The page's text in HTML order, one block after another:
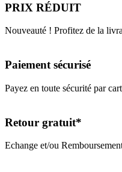
PRIX RÉDUIT
Nouveauté ! Profitez de la
Paiement sécurisé
Payez en toute sécurité par
Retour gratuit*
Echange et/ou